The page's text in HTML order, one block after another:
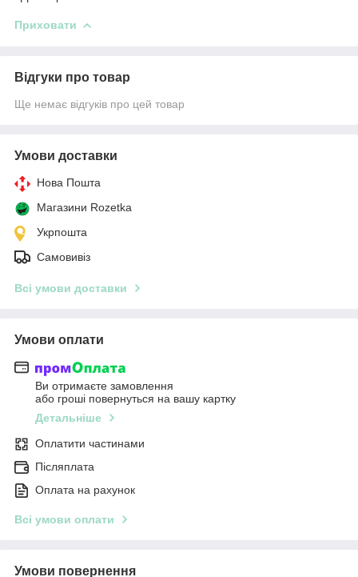
Приховати
Відгуки про товар
Ще немає відгуків про цей товар
Умови доставки
Нова Пошта
Магазини Rozetka
Укрпошта
Самовивіз
Всі умови доставки
Умови оплати
Ви отримаєте замовлення
або гроші повернуться на вашу картку
Детальніше
Оплатити частинами
Післяплата
Оплата на рахунок
Всі умови оплати
Умови повернення